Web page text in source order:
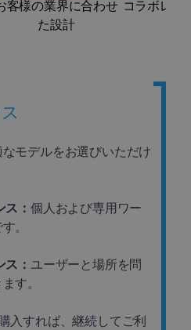
客様の業界に合わせ
た設計
コラボレー
モデルをお選びいただけ
： 個人および専用ワー
。
： ユーザーと場所を問
す。
入すれば、継続してご利